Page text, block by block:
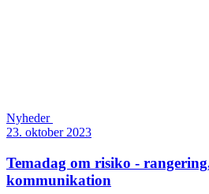
Nyheder
23. oktober 2023
Temadag om risiko -
kommunikation